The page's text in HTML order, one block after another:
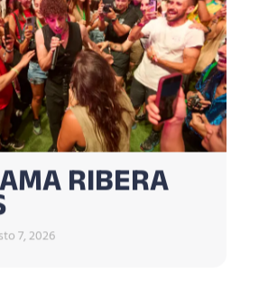
RIBERA
7, 2026